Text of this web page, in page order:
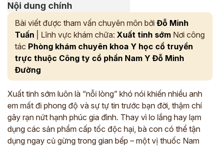
Nội dung chính
Bài viết được tham vấn chuyên môn bởi Đỗ Minh
Tuấn | Lĩnh vực khám chữa: Xuất tinh sớm Nơi công
tác Phòng khám chuyên khoa Y học cổ truyền
trực thuộc Công ty cổ phần Nam Y Đỗ Minh
Đường
Xuất tinh sớm luôn là “nỗi lòng” khó nói khiến nhiều anh
em mất đi phong độ và sự tự tin trước bạn đời, thậm chí
gây rạn nứt hạnh phúc gia đình. Thay vì lo lắng hay lạm
dụng các sản phẩm cấp tốc độc hại, bà con có thể tận
dụng ngay củ gừng trong gian bếp – một vị thuốc Nam